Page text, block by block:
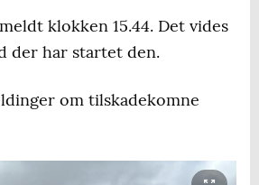
klokken 15.44. Det vides
der har startet den.
om tilskadekomne